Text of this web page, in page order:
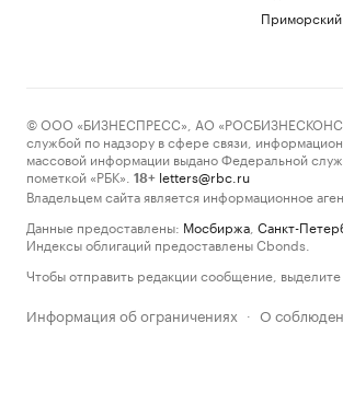
© ООО «БИЗНЕСПРЕСС», АО
службой по надзору в сфере связи,
массовой информации выдано Федеральной
пометкой «РБК».
18+ letters@rbc.ru
Владельцем сайта является информационное
Данные предоставлены: Мосбиржа Санкт-
Индексы облигаций предоставлены Cbonds.
Чтобы отправить редакции сообщение,
Информация об ограничениях · О